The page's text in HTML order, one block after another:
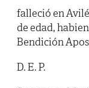
falleció en
de edad,
Bendición
D. E. P.